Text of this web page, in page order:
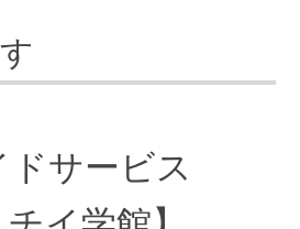
サービス